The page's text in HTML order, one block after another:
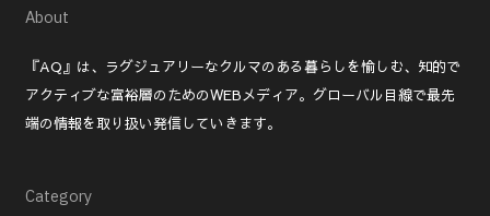
About
『AQ』は、ラグジュアリーなクルマのある暮らしを愉しむ、知的で
アクティブな富裕層のためのWEBメディア。グローバル目線で最先
端の情報を取り扱い発信していきます。
Category